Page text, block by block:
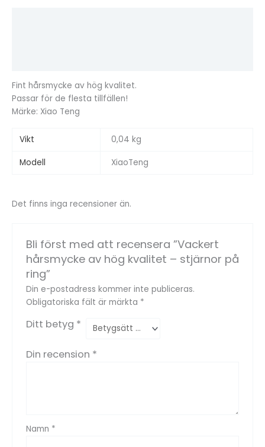
Fint hårsmycke av hög kvalitet.
Passar för de flesta tillfällen!
Märke: Xiao Teng
Vikt 0,04 kg
Modell XiaoTeng
Det finns inga recensioner än.
Bli först med att recensera ”Vackert
hårsmycke av hög kvalitet – stjärnor på
ring”
Din e-postadress kommer inte publiceras.
Obligatoriska fält är märkta *
Ditt betyg *
Din recension *
Namn *